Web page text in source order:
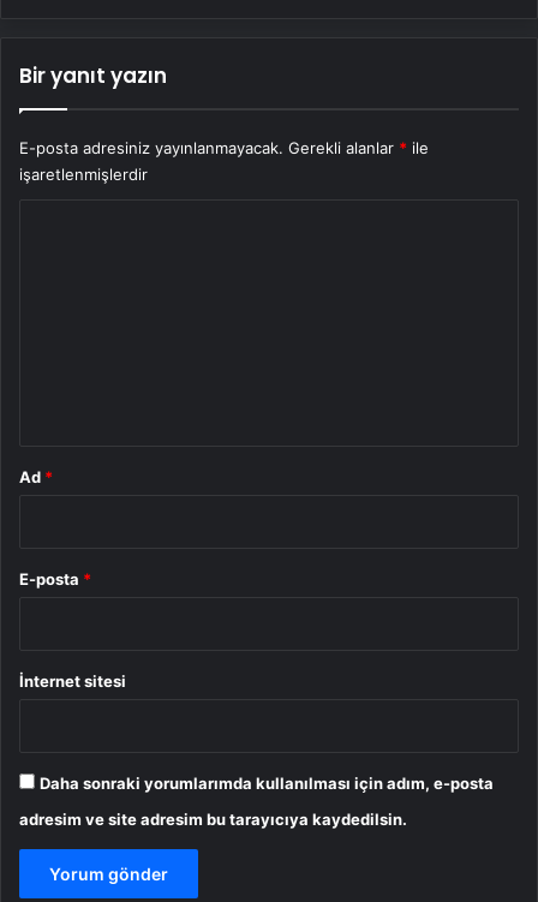
Bir yanıt yazın
E-posta adresiniz yayınlanmayacak. Gerekli alanlar * ile
işaretlenmişlerdir
Ad *
E-posta *
İnternet sitesi
Daha sonraki yorumlarımda kullanılması için adım, e-posta
adresim ve site adresim bu tarayıcıya kaydedilsin.